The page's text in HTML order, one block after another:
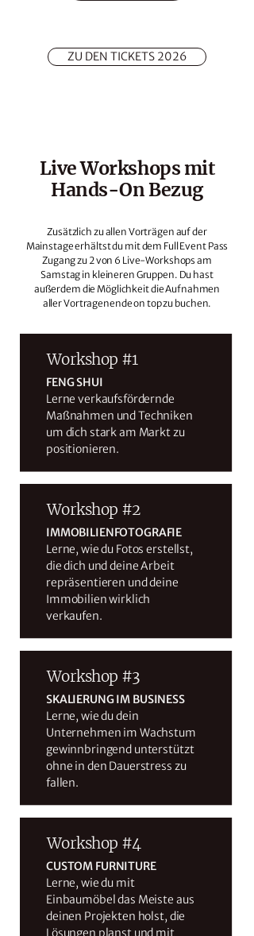
ZU DEN TICKETS 2026
Live Workshops mit
Hands-On Bezug
Zusätzlich zu allen Vorträgen auf der
Mainstage erhältst du mit dem Full Event Pass
Zugang zu 2 von 6 Live-Workshops am
Samstag in kleineren Gruppen. Du hast
außerdem die Möglichkeit die Aufnahmen
aller Vortragenende on top zu buchen.
Workshop #1
FENG SHUI
Lerne verkaufsfördernde
Maßnahmen und Techniken
um dich stark am Markt zu
positionieren.
Workshop #2
IMMOBILIENFOTOGRAFIE
Lerne, wie du Fotos erstellst,
die dich und deine Arbeit
repräsentieren und deine
Immobilien wirklich
verkaufen.
Workshop #3
SKALIERUNG IM BUSINESS
Lerne, wie du dein
Unternehmen im Wachstum
gewinnbringend unterstützt
ohne in den Dauerstress zu
fallen.
Workshop #4
CUSTOM FURNITURE
Lerne, wie du mit
Einbaumöbel das Meiste aus
deinen Projekten holst, die
Lösungen planst und mit